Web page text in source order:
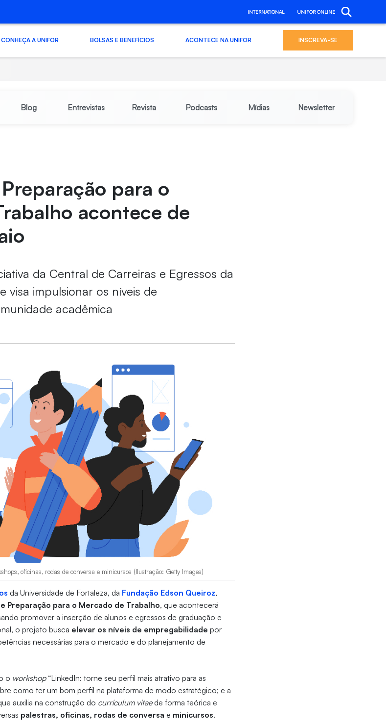
INTERNATIONAL UNIFOR ONLINE
CONHEÇA A UNIFOR BOLSAS E BENEFÍCIOS ACONTECE NA UNIFOR INSCREVA-SE
Blog Entrevistas Revista Podcasts Mídias Newsletter
para o
acontece de
da Central de Carreiras e Egressos da
visa impulsionar os níveis de
acadêmica
oficinas, rodas de conversa e minicursos (Ilustração: Getty Images)
da Universidade de Fortaleza, da Fundação Edson Queiroz,
Preparação para o Mercado de Trabalho, que acontecerá
promover a inserção de alunos e egressos de graduação e
o projeto busca elevar os níveis de empregabilidade por
necessárias para o mercado e do planejamento de
o workshop“LinkedIn: torne seu perfil mais atrativo para as
como ter um bom perfil na plataforma de modo estratégico; e a
auxilia na construção do curriculum vitaede forma teórica e
palestras, oficinas, rodas de conversae minicursos.